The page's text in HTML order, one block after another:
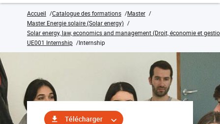
Accueil Catalogue des formations
Master
Master Energie solaire (Solar energy)
Solar energy, law, economics and management (Droit, économie et
UE001 Internship
Internship
Télécharger